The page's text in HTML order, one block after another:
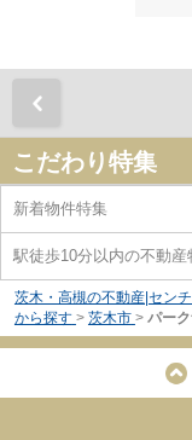
こだわり特集
新着物件特集
駅徒歩10分以内の不動産
茨木・高槻の不動産|セン
から探す > 茨木市 > パー